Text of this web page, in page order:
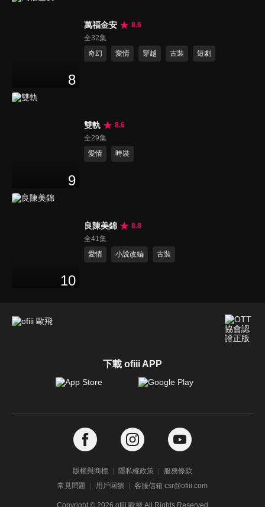
8
萬福金安
8.6
全32集
奇幻
愛情 穿越 古裝 短劇
9
雙軌
8.6
全29集
愛情
時裝
10
良陳美錦
8.8
全41集
愛情
小說改編 古裝
下載 ofiii APP
版權與商標 隱私權政策
服務條款
常見問題
用戶回饋 客服信箱 csr@ofiii.com